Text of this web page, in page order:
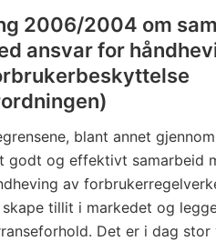
2006/2004 om
ansvar for
blant annet
godt og effektivt samarbeid
av
tillit i markedet og
Det er i dag stor